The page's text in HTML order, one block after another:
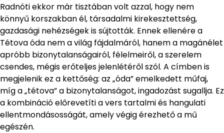
Radnóti ekkor már tisztában volt azzal, hogy nem
könnyű korszakban él, társadalmi kirekesztettség,
gazdasági nehézségek is sújtották. Ennek ellenére a
Tétova óda nem a világ fájdalmáról, hanem a magánélet
apróbb bizonytalanságairól, félelmeiről, a szerelem
csendes, mégis erőteljes jelenlétéről szól. A címben is
megjelenik ez a kettőség: az „óda” emelkedett műfaj,
míg a „tétova” a bizonytalanságot, ingadozást sugallja. Ez
a kombináció előrevetíti a vers tartalmi és hangulati
ellentmondásosságát, amely végig érezhető a mű
egészén.